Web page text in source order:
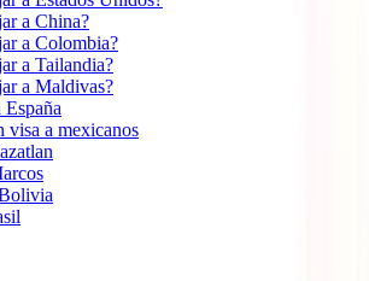
a China?
a Colombia?
a Tailandia?
a Maldivas?
España
visa a mexicanos